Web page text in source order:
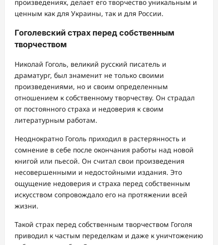
произведениях, делает его творчество уникальным и
ценным как для Украины, так и для России.
Гоголевский страх перед собственным
творчеством
Николай Гоголь, великий русский писатель и
драматург, был знаменит не только своими
произведениями, но и своим определенным
отношением к собственному творчеству. Он страдал
от постоянного страха и недоверия к своим
литературным работам.
Неоднократно Гоголь приходил в растерянность и
сомнение в себе после окончания работы над новой
книгой или пьесой. Он считал свои произведения
несовершенными и недостойными издания. Это
ощущение недоверия и страха перед собственным
искусством сопровождало его на протяжении всей
жизни.
Такой страх перед собственным творчеством Гоголя
приводил к частым переделкам и даже к уничтожению